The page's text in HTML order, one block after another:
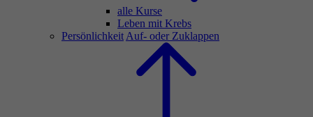
alle Kurse
Leben mit Krebs
Persönlichkeit Auf- oder Zuklappen